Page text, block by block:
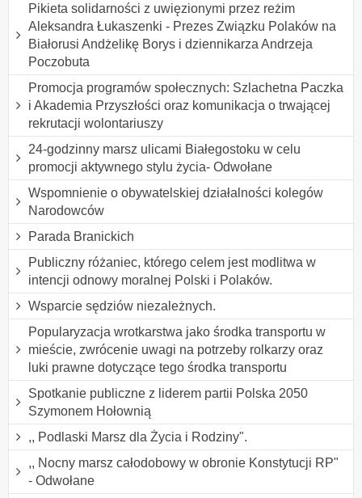
Pikieta solidarności z uwięzionymi przez reżim
Aleksandra Łukaszenki - Prezes Związku Polaków na
Białorusi Andżelikę Borys i dziennikarza Andrzeja
Poczobuta
Promocja programów społecznych: Szlachetna Paczka
i Akademia Przyszłości oraz komunikacja o trwającej
rekrutacji wolontariuszy
24-godzinny marsz ulicami Białegostoku w celu
promocji aktywnego stylu życia- Odwołane
Wspomnienie o obywatelskiej działalności kolegów
Narodowców
Parada Branickich
Publiczny różaniec, którego celem jest modlitwa w
intencji odnowy moralnej Polski i Polaków.
Wsparcie sędziów niezależnych.
Popularyzacja wrotkarstwa jako środka transportu w
mieście, zwrócenie uwagi na potrzeby rolkarzy oraz
luki prawne dotyczące tego środka transportu
Spotkanie publiczne z liderem partii Polska 2050
Szymonem Hołownią
,, Podlaski Marsz dla Życia i Rodziny".
,, Nocny marsz całodobowy w obronie Konstytucji RP"
- Odwołane